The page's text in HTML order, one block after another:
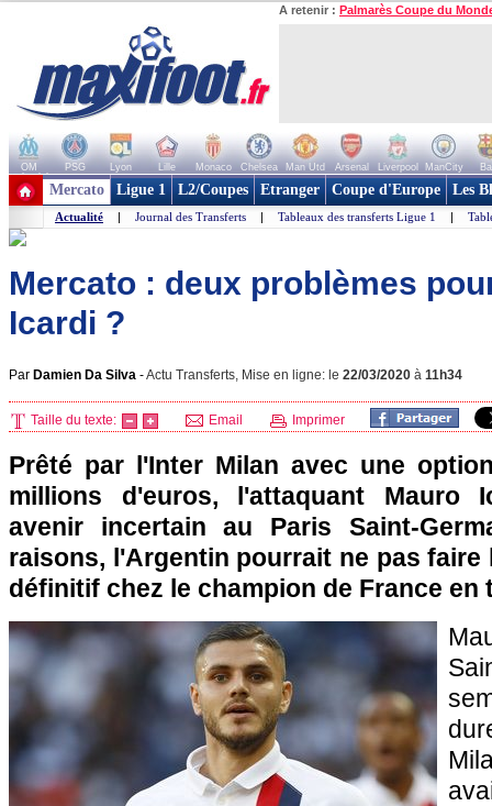
A retenir : Palmarès Coupe du
OM PSG Lyon Lille Monaco Chelsea Man Utd Arsenal Liverpool ManCity
+ de clubs
Mercato Ligue 1 L2/Coupes Etranger Coupe d'Europe Les
Actualité | Journal des Transferts | Tableaux des transferts Ligue 1 |
Mercato : deux problèmes
Icardi ?
Par Damien Da Silva -Actu Transferts, Mise en ligne: le 22/03/2020 à 11h34
Taille du texte: Email Imprimer
Prêté par l'Inter Milan avec une
millions d'euros, l'attaquant Mauro
avenir incertain au Paris Saint-
raisons, l'Argentin pourrait ne pas
définitif chez le champion de France en